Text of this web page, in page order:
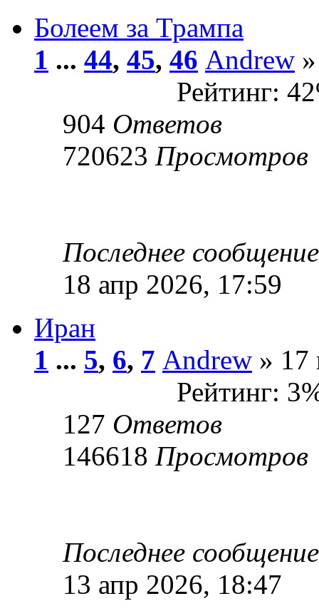
Болеем за Трампа
1 ... 44, 45, 46 Andrew
Рейтинг:
904 Ответов
720623 Просмотров
Последнее
18 апр 2026, 17:59
Иран
1 ... 5, 6, 7 Andrew » 17
Рейтинг:
127 Ответов
146618 Просмотров
Последнее
13 апр 2026, 18:47